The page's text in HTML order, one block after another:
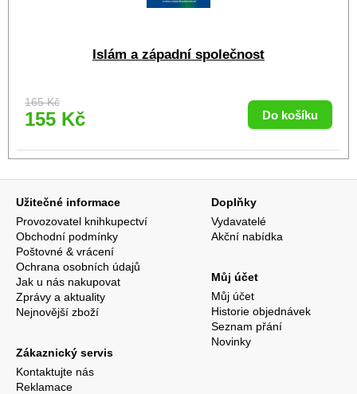
Islám a západní společnost
165 Kč
155 Kč
Užitečné informace
Provozovatel knihkupectví
Obchodní podmínky
Poštovné & vrácení
Ochrana osobních údajů
Jak u nás nakupovat
Zprávy a aktuality
Nejnovější zboží
Zákaznický servis
Kontaktujte nás
Reklamace
Doplňky
Vydavatelé
Akční nabídka
Můj účet
Můj účet
Historie objednávek
Seznam přání
Novinky